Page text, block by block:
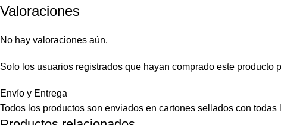
Valoraciones
No hay valoraciones aún.
Solo los usuarios registrados que hayan comprado este producto
Envío y Entrega
Todos los productos son enviados en cartones sellados con